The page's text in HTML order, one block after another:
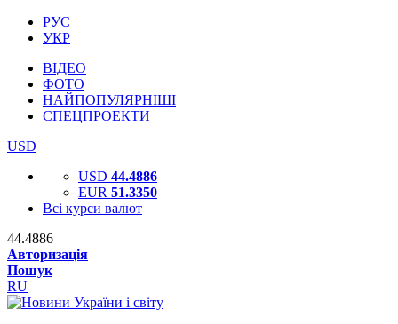
РУС
УКР
ВІДЕО
ФОТО
НАЙПОПУЛЯРНІШІ
СПЕЦПРОЕКТИ
USD
USD 44.4886
EUR 51.3350
Всі курси валют
44.4886
Авторизація
Пошук
RU